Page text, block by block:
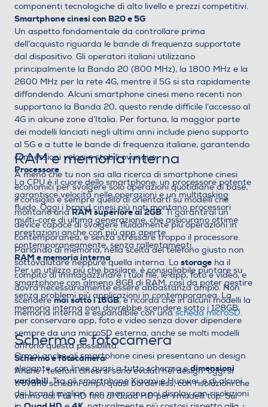
componenti tecnologiche di alto livello e prezzi competitivi.
Smartphone cinesi con B20 e 5G
Un aspetto fondamentale da controllare prima
dell’acquisto riguarda le bande di frequenza supportate
dal dispositivo. Gli operatori italiani utilizzano
principalmente la Banda 20 (800 MHz), la 1800 MHz e la
2600 MHz per la rete 4G, mentre il 5G si sta rapidamente
diffondendo. Alcuni smartphone cinesi meno recenti non
supportano la Banda 20, questo rende difficile l’accesso al
4G in alcune zone d’Italia. Per fortuna, la maggior parte
dei modelli lanciati negli ultimi anni include pieno supporto
al 5G e a tutte le bande di frequenza italiane, garantendo
connessioni veloci e stabili ovunque.
Processore
La CPU è il cuore dello smartphone: un processore potente
garantisce velocità nelle operazioni e un multitasking
fluido. Oggi i brand cinesi più noti montano processori
multi-core di ultima generazione, che assicurano ottime
prestazioni anche con più app aperte
contemporaneamente, senza rallentamenti.
RAM e memoria interna
Per un utilizzo più che basilare, è consigliabile puntare su
smartphone con almeno 8GB di RAM, così da poter gestire
senza problemi più applicazioni in contemporanea. La
memoria interna non dovrebbe scendere sotto i 128GB,
per conservare app, foto e video senza dover dipendere
sempre da una microSD esterna, anche se molti modelli
offrono questa possibilità.
Schermo e fotocamera
Anche i telefoni cinesi si sono evoluti nel design: oggi si
trovano schermi ampi, quasi borderless, con risoluzioni che
vanno dal Full HD fino al Quad HD per i modelli top. Sul
RAM e memoria interna
A meno che tu non sia alla ricerca di smartphone cinesi
economici per svolgere solo operazioni quotidiane di base,
il consiglio è sempre quello di orientarti su modelli che
montano unaRAM superiore ai 2GB. Ti garantirai un
device capace di svolgere fluidamente più operazioni in
contemporanea, e senza stressare troppo il processore.
Parlando di memoria, nella scelta del telefono giusto non
sottovalutare neppure quella interna. Lostorage ha il
compito di immagazzinare i tuoi file, le app, foto e video, e
dovrà necessariamente essere abbastanza ampio. Non
scenderemai sotto i 16GB, e ricorda che in alcuni modelli la
memoria interna è espandibile con unascheda microSD.
Schermo e fotocamera
Ormai anche gli smartphone cinesi presentano un design
elegante, con linee quasi a tutto schermo edimensioni
variabili. Tra gli smartphone Xiaomi e Huawei, e di alcuni
dei brand migliori, non mancano poi display con risoluzioni